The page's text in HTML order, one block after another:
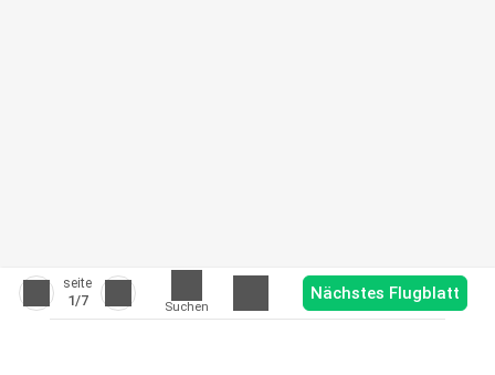
seite
1/7 Suchen
Nächstes Flugblatt